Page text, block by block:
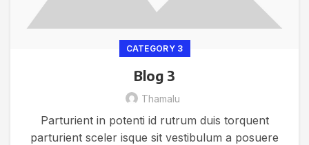
CATEGORY 3
Blog 3
Thamalu
Parturient in potenti id rutrum duis torquent
parturient sceler isque sit vestibulum a posuere